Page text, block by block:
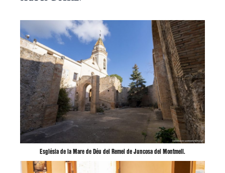
Església de la Mare de Déu del Remei de Juncosa del Montmell.